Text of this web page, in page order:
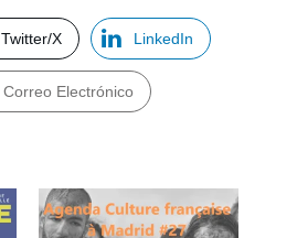
Twitter/X LinkedIn
Correo Electrónico